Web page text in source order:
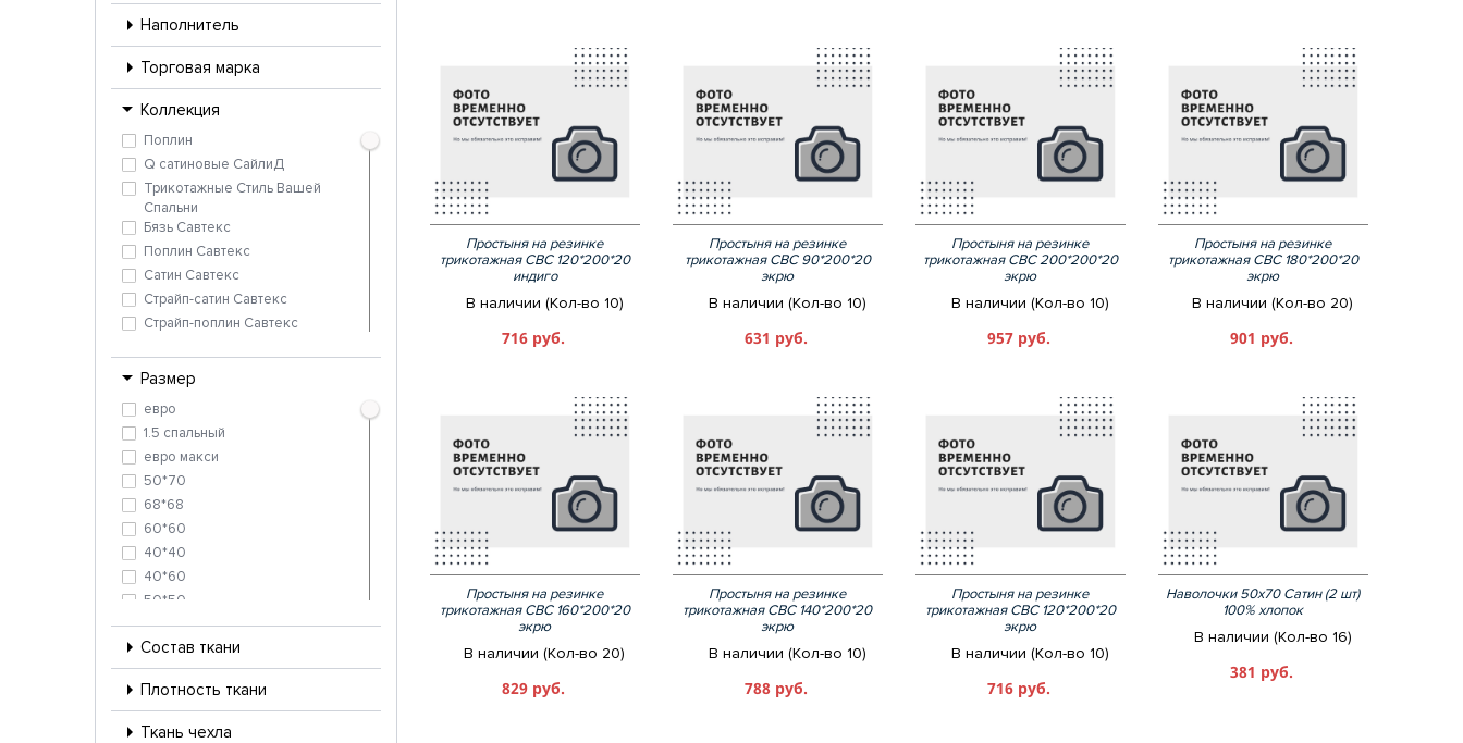
Наполнитель
Торговая марка
Коллекция
Поплин
Q сатиновые СайлиД
Трикотажные Стиль Вашей
Спальни
Бязь Савтекс
Поплин Савтекс
Сатин Савтекс
Страйп-сатин Савтекс
Страйп-поплин Савтекс
страйп-сатин
Размер
евро
1.5 спальный
евро макси
50*70
68*68
60*60
40*40
40*60
50*50
70*70
140*200*20
160*200*20
180*200*20
Состав ткани
Плотность ткани
Ткань чехла
Простыня на резинке
трикотажная СВС 120*200*20
индиго
В наличии (Кол-во 10)
716 руб.
Простыня на резинке
трикотажная СВС 90*200*20
экрю
В наличии (Кол-во 10)
631 руб.
Простыня на резинке
трикотажная СВС 200*200*20
экрю
В наличии (Кол-во 10)
957 руб.
Простыня на резинке
трикотажная СВС 180*200*20
экрю
В наличии (Кол-во 20)
901 руб.
Простыня на резинке
трикотажная СВС 160*200*20
экрю
В наличии (Кол-во 20)
829 руб.
Простыня на резинке
трикотажная СВС 140*200*20
экрю
В наличии (Кол-во 10)
788 руб.
Простыня на резинке
трикотажная СВС 120*200*20
экрю
В наличии (Кол-во 10)
716 руб.
Наволочки 50х70 Сатин (2 шт)
100% хлопок
В наличии (Кол-во 16)
381 руб.